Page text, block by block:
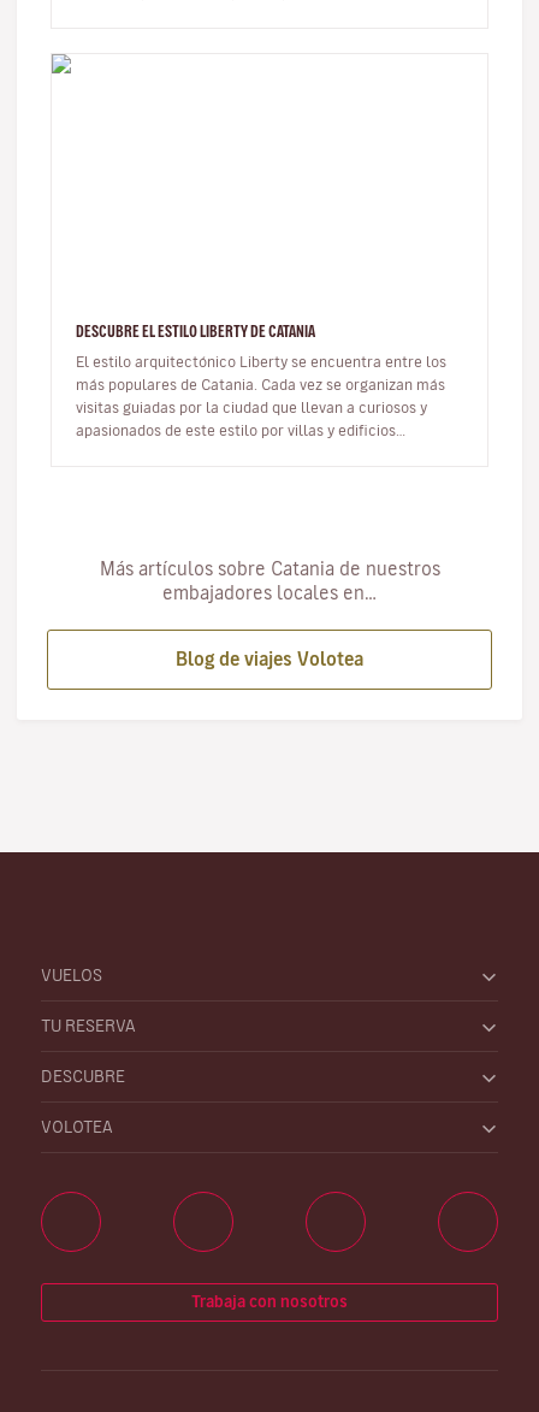
DESCUBRE EL ESTILO LIBERTY DE CATANIA
El estilo arquitectónico Liberty se encuentra entre los
más populares de Catania. Cada vez se organizan más
visitas guiadas por la ciudad que llevan a curiosos y
apasionados de este estilo por villas y edificios
Más artículos sobre Catania de nuestros
embajadores locales en…
Blog de viajes Volotea
VUELOS
TU RESERVA
DESCUBRE
VOLOTEA
Trabaja con nosotros